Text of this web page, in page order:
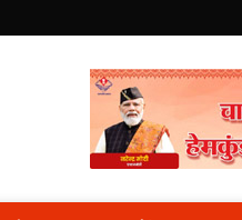
News Portal